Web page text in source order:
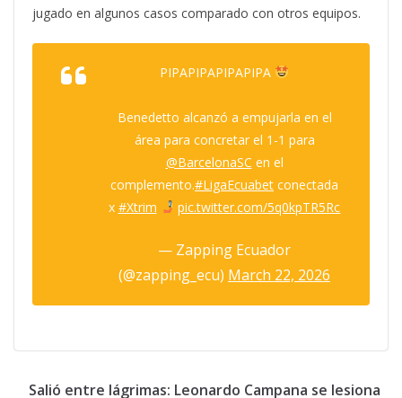
jugado en algunos casos comparado con otros equipos.
PIPAPIPAPIPAPIPA
Benedetto alcanzó a empujarla en el
área para concretar el 1-1 para
@BarcelonaSC en el
complemento.#LigaEcuabet conectada
x #Xtrim pic.twitter.com/5q0kpTR5Rc
— Zapping Ecuador
(@zapping_ecu) March 22, 2026
Salió entre lágrimas: Leonardo Campana se lesiona